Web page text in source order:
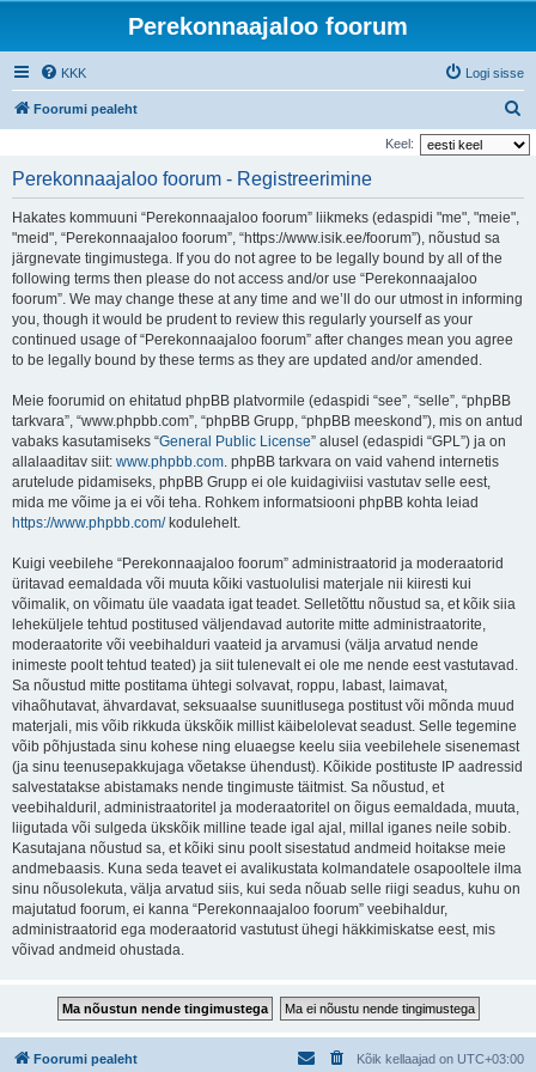
Perekonnaajaloo foorum
KKK Logi sisse
Foorumi pealeht
t
Keel:
Perekonnaajaloo foorum - Registreerimine
Hakates kommuuni “Perekonnaajaloo foorum” liikmeks (edaspidi "me", "meie",
"meid", “Perekonnaajaloo foorum”, “https://www.isik.ee/foorum”), nõustud sa
järgnevate tingimustega. If you do not agree to be legally bound by all of the
following terms then please do not access and/or use “Perekonnaajaloo
foorum”. We may change these at any time and we’ll do our utmost in informing
you, though it would be prudent to review this regularly yourself as your
continued usage of “Perekonnaajaloo foorum” after changes mean you agree
to be legally bound by these terms as they are updated and/or amended.
Meie foorumid on ehitatud phpBB platvormile (edaspidi “see”, “selle”, “phpBB
tarkvara”, “www.phpbb.com”, “phpBB Grupp, “phpBB meeskond”), mis on antud
vabaks kasutamiseks “General Public License” alusel (edaspidi “GPL”) ja on
allalaaditav siit: www.phpbb.com. phpBB tarkvara on vaid vahend internetis
arutelude pidamiseks, phpBB Grupp ei ole kuidagiviisi vastutav selle eest,
mida me võime ja ei või teha. Rohkem informatsiooni phpBB kohta leiad
https://www.phpbb.com/kodulehelt.
Kuigi veebilehe “Perekonnaajaloo foorum” administraatorid ja moderaatorid
üritavad eemaldada või muuta kõiki vastuolulisi materjale nii kiiresti kui
võimalik, on võimatu üle vaadata igat teadet. Selletõttu nõustud sa, et kõik siia
leheküljele tehtud postitused väljendavad autorite mitte administraatorite,
moderaatorite või veebihalduri vaateid ja arvamusi (välja arvatud nende
inimeste poolt tehtud teated) ja siit tulenevalt ei ole me nende eest vastutavad.
Sa nõustud mitte postitama ühtegi solvavat, roppu, labast, laimavat,
vihaõhutavat, ähvardavat, seksuaalse suunitlusega postitust või mõnda muud
materjali, mis võib rikkuda ükskõik millist käibelolevat seadust. Selle tegemine
võib põhjustada sinu kohese ning eluaegse keelu siia veebilehele sisenemast
(ja sinu teenusepakkujaga võetakse ühendust). Kõikide postituste IP aadressid
salvestatakse abistamaks nende tingimuste täitmist. Sa nõustud, et
veebihalduril, administraatoritel ja moderaatoritel on õigus eemaldada, muuta,
liigutada või sulgeda ükskõik milline teade igal ajal, millal iganes neile sobib.
Kasutajana nõustud sa, et kõiki sinu poolt sisestatud andmeid hoitakse meie
andmebaasis. Kuna seda teavet ei avalikustata kolmandatele osapooltele ilma
sinu nõusolekuta, välja arvatud siis, kui seda nõuab selle riigi seadus, kuhu on
majutatud foorum, ei kanna “Perekonnaajaloo foorum” veebihaldur,
administraatorid ega moderaatorid vastutust ühegi häkkimiskatse eest, mis
võivad andmeid ohustada.
Foorumi pealeht Kõik kellaajad on UTC+03:00